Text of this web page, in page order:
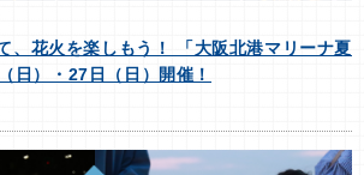
、花火を楽しもう！ 「大阪北港マリーナ夏
日）・27日（日）開催！